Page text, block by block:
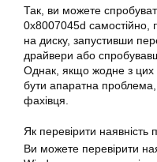
Так, ви можете
0x8007045d самостійно,
на диску, запустивши
драйвери або
Однак, якщо жодне з
бути апаратна проблема,
фахівця.
Як перевірити наявність
Ви можете перевірити